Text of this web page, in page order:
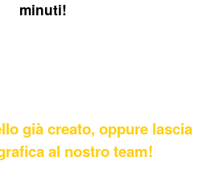
minuti!
già creato, oppure lascia
al nostro team!